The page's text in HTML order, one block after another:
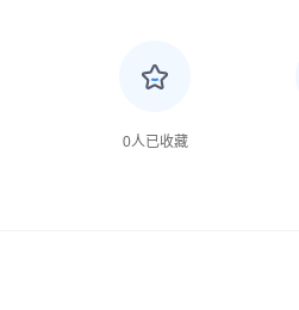
0人已收藏